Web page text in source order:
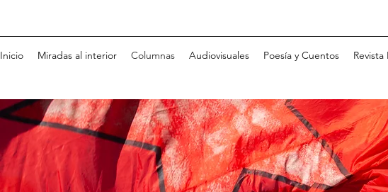
Inicio Miradas al interior Columnas Audiovisuales Poesía y Cuentos